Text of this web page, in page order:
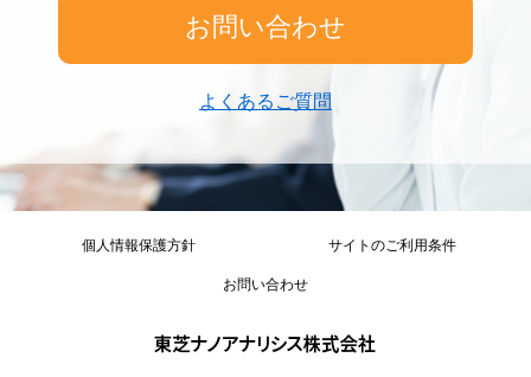
お問い合わせ
よくあるご質問
個人情報保護方針 サイトのご利用条件
お問い合わせ